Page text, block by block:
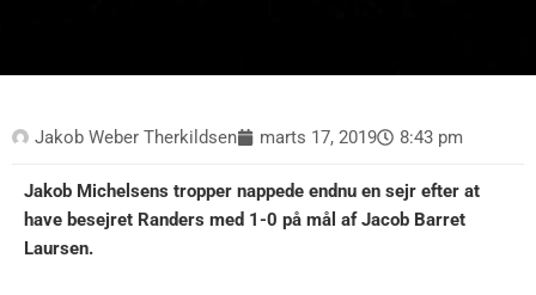
Jakob Weber Therkildsen marts 17, 2019 8:43 pm
Jakob Michelsens tropper nappede endnu en sejr efter at
have besejret Randers med 1-0 på mål af Jacob Barret
Laursen.